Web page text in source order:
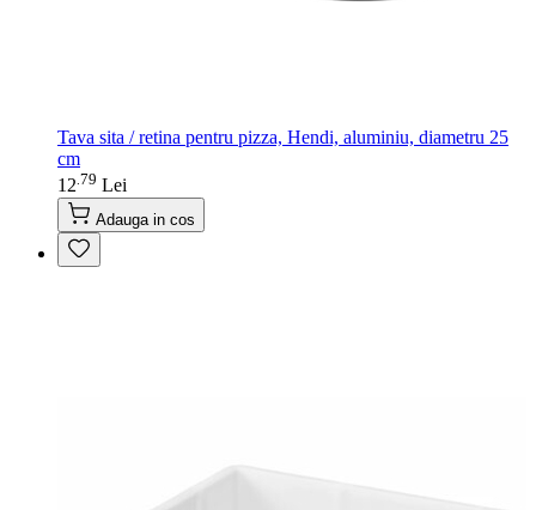
Tava sita / retina pentru pizza, Hendi, aluminiu, diametru 25
cm
12 79 Lei
Adauga in cos